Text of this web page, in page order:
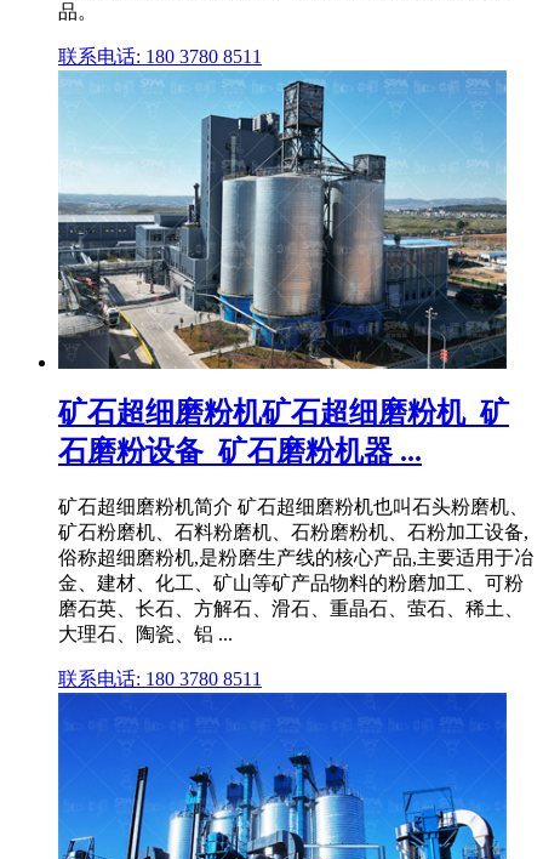
品。
联系电话: 180 3780 8511
矿石超细磨粉机矿石超细磨粉机_矿
石磨粉设备_矿石磨粉机器 ...
矿石超细磨粉机简介 矿石超细磨粉机也叫石头粉磨机、
矿石粉磨机、石料粉磨机、石粉磨粉机、石粉加工设备,
俗称超细磨粉机,是粉磨生产线的核心产品,主要适用于冶
金、建材、化工、矿山等矿产品物料的粉磨加工、可粉
磨石英、长石、方解石、滑石、重晶石、萤石、稀土、
大理石、陶瓷、铝 ...
联系电话: 180 3780 8511